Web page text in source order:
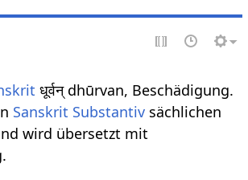
धूर्वन् dhūrvan, Beschädigung.
Sanskrit Substantiv sächlichen
wird übersetzt mit